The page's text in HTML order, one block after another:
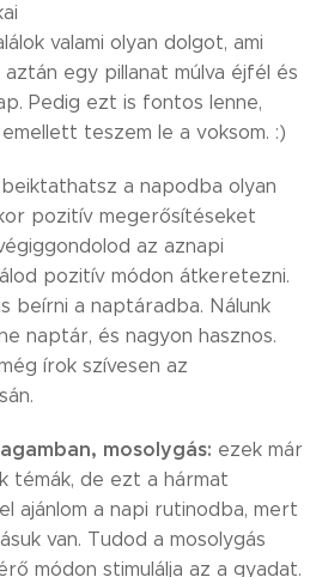
valami olyan dolgot, ami
aztán egy pillanat múlva éjfél és
Pedig ezt is fontos lenne,
teszem le a voksom. :)
beiktathatsz a napodba olyan
pozitív megerősítéseket
az aznapi
pozitív módon átkeretezni.
beírni a naptáradba. Nálunk
naptár, és nagyon hasznos.
írok szívesen az
mosolygás: ezek már
témák, de ezt a hármat
ajánlom a napi rutinodba, mert
van. Tudod a mosolygás
módon stimulálja az a gyadat.